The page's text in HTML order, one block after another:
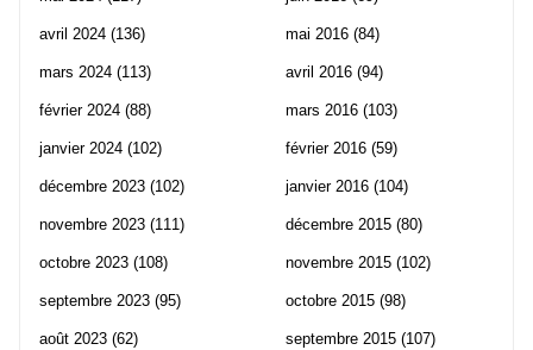
avril 2024 (136)
mars 2024 (113)
février 2024 (88)
janvier 2024 (102)
décembre 2023 (102)
novembre 2023 (111)
octobre 2023 (108)
septembre 2023 (95)
août 2023 (62)
mai 2016 (84)
avril 2016 (94)
mars 2016 (103)
février 2016 (59)
janvier 2016 (104)
décembre 2015 (80)
novembre 2015 (102)
octobre 2015 (98)
septembre 2015 (107)